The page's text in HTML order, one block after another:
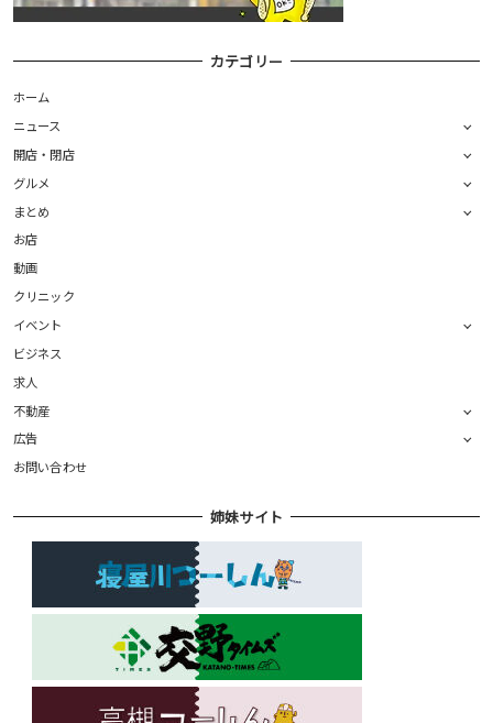
カテゴリー
ホーム
ニュース
開店・閉店
グルメ
まとめ
お店
動画
クリニック
イベント
ビジネス
求人
不動産
広告
お問い合わせ
姉妹サイト